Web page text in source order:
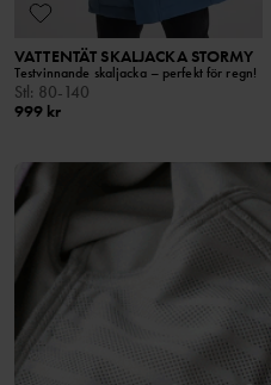
VATTENTÄT SKALJACKA STORMY
Testvinnande skaljacka – perfekt för regn!
Stl: 80-140
999 kr